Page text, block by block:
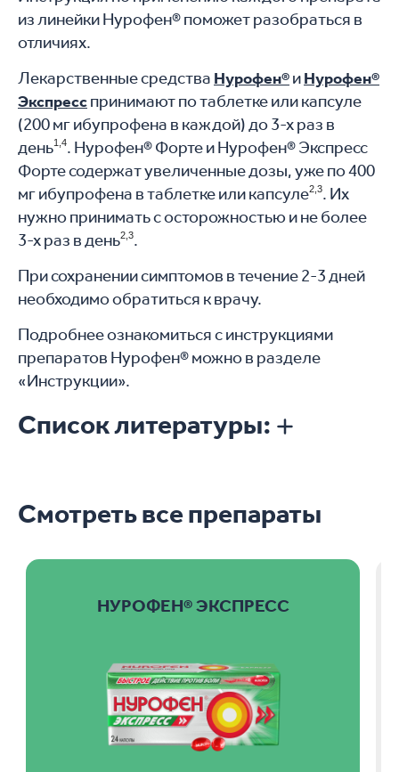
из линейки Нурофен® поможет разобраться в
отличиях.
Лекарственные средства Нурофен®иНурофен®
Экспресспринимают по таблетке или капсуле
(200 мг ибупрoфена в каждой) до 3-х раз в
день1,4. Нурофен® Форте и Нурофен® Экспресс
Форте содержат увеличенные дозы, уже по 400
мг ибупрофена в таблетке или капсуле2,3. Их
нужно принимать с осторожностью и не более
3-х раз в день2,3.
При сохранении симптомов в течение 2-3 дней
необходимо обратиться к врачу.
Подробнее ознакомиться с инструкциями
препаратов Нурофен® можно в разделе
«Инструкции».
Список литературы:
Смотреть все препараты
НУРОФЕН® ЭКСПРЕСС